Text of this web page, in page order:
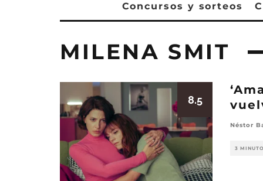
Concursos y sorteos
MILENA SMIT
8.5
Néstor
3